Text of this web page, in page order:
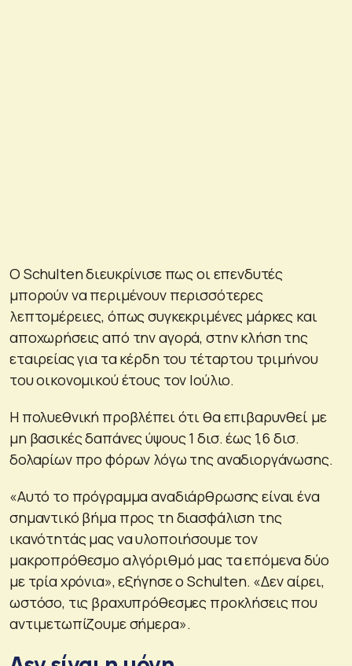
Ο Schulten διευκρίνισε πως οι επενδυτές
μπορούν να περιμένουν περισσότερες
λεπτομέρειες, όπως συγκεκριμένες μάρκες και
αποχωρήσεις από την αγορά, στην κλήση της
εταιρείας για τα κέρδη του τέταρτου τριμήνου
του οικονομικού έτους τον Ιούλιο.
Η πολυεθνική προβλέπει ότι θα επιβαρυνθεί με
μη βασικές δαπάνες ύψους 1 δισ. έως 1,6 δισ.
δολαρίων προ φόρων λόγω της αναδιοργάνωσης.
«Αυτό το πρόγραμμα αναδιάρθρωσης είναι ένα
σημαντικό βήμα προς τη διασφάλιση της
ικανότητάς μας να υλοποιήσουμε τον
μακροπρόθεσμο αλγόριθμό μας τα επόμενα δύο
με τρία χρόνια», εξήγησε ο Schulten. «Δεν αίρει,
ωστόσο, τις βραχυπρόθεσμες προκλήσεις που
αντιμετωπίζουμε σήμερα».